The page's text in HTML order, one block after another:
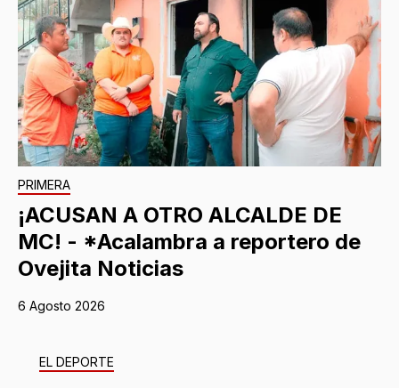
PRIMERA
¡ACUSAN A OTRO ALCALDE DE
MC! - *Acalambra a reportero de
Ovejita Noticias
6 Agosto 2026
EL DEPORTE